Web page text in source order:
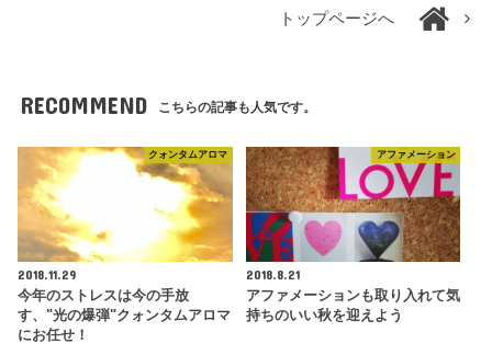
トップページへ
RECOMMEND こちらの記事も人気です。
クォンタムアロマ
2018.11.29
今年のストレスは今の手放
す、"光の爆弾"クォンタムアロマ
にお任せ！
アファメーション
2018.8.21
アファメーションも取り入れて気
持ちのいい秋を迎えよう